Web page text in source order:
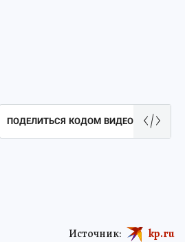
ПОДЕЛИТЬСЯ КОДОМ ВИДЕО
Источник: kp.ru